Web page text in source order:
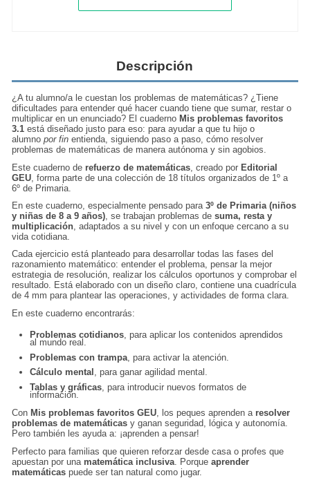
Descripción
¿A tu alumno/a le cuestan los problemas de matemáticas? ¿Tiene
dificultades para entender qué hacer cuando tiene que sumar, restar o
multiplicar en un enunciado? El cuaderno Mis problemas favoritos
3.1 está diseñado justo para eso: para ayudar a que tu hijo o
alumnopor fin entienda, siguiendo paso a paso, cómo resolver
problemas de matemáticas de manera autónoma y sin agobios.
Este cuaderno de refuerzo de matemáticas , creado por Editorial
GEU , forma parte de una colección de 18 títulos organizados de 1º a
6º de Primaria.
En este cuaderno, especialmente pensado para3º de Primaria (niños
y niñas de 8 a 9 años) , se trabajan problemas desuma, resta y
multiplicación , adaptados a su nivel y con un enfoque cercano a su
vida cotidiana.
Cada ejercicio está planteado para desarrollar todas las fases del
razonamiento matemático: entender el problema, pensar la mejor
estrategia de resolución, realizar los cálculos oportunos y comprobar el
resultado. Está elaborado con un diseño claro, contiene una cuadrícula
de 4 mm para plantear las operaciones, y actividades de forma clara.
En este cuaderno encontrarás:
Problemas cotidianos , para aplicar los contenidos aprendidos
al mundo real.
Problemas con trampa , para activar la atención.
Cálculo mental , para ganar agilidad mental.
Tablas y gráficas , para introducir nuevos formatos de
información.
Con Mis problemas favoritos GEU, los peques aprenden a resolver
problemas de matemáticas y ganan seguridad, lógica y autonomía.
Pero también les ayuda a: ¡aprenden a pensar!
Perfecto para familias que quieren reforzar desde casa o profes que
apuestan por una matemática inclusiva . Porqueaprender
matemáticas puede ser tan natural como jugar.